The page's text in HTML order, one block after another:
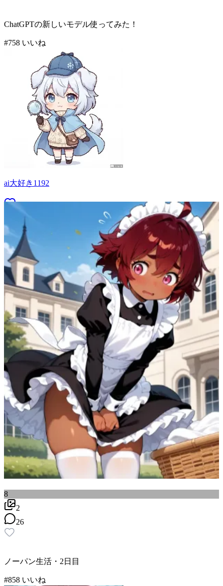
ChatGPTの新しいモデル使ってみた！
#758 いいね
ai大好き1192
8
2
26
ノーパン生活・2日目
#858 いいね